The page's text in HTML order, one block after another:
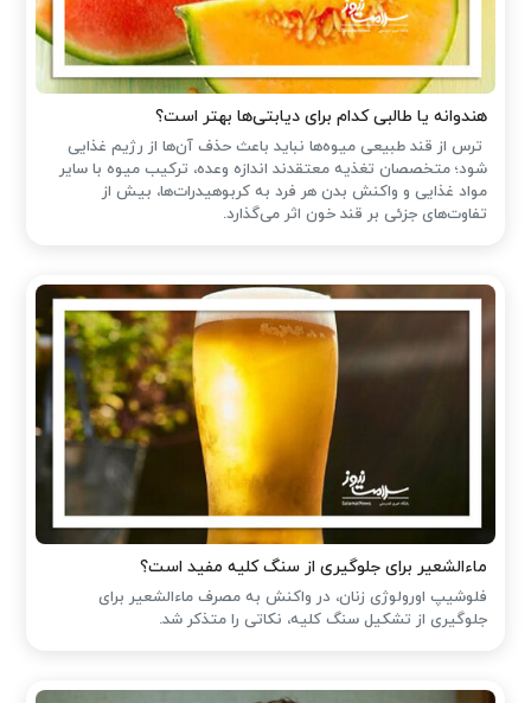
هندوانه یا طالبی کدام برای دیابتی‌ها بهتر است؟
ترس از قند طبیعی میوه‌ها نباید باعث حذف آن‌ها از رژیم غذایی
شود؛ متخصصان تغذیه معتقدند اندازه وعده، ترکیب میوه با سایر
مواد غذایی و واکنش بدن هر فرد به کربوهیدرات‌ها، بیش از
تفاوت‌های جزئی بر قند خون اثر می‌گذارد.
ماءالشعیر برای جلوگیری از سنگ کلیه مفید است؟
فلوشیپ اورولوژی زنان، در واکنش به مصرف ماءالشعیر برای
جلوگیری از تشکیل سنگ کلیه، نکاتی را متذکر شد.